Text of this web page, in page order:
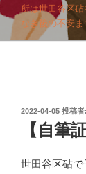
所は世田谷区
なき後の不安
投
2022-04-05 投稿者:
【自筆
世田谷区砧